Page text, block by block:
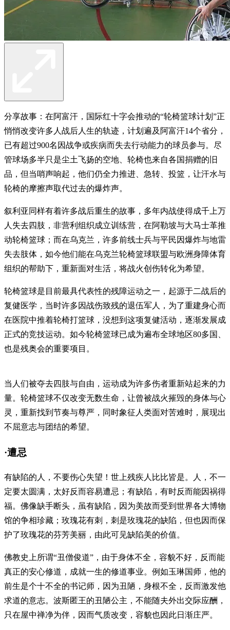
分享故事：在阿富汗，国际红十字会推动的“轮椅篮球计划”正
悄悄改变许多人战后人生的轨迹，计划遍及阿富汗14个省分，
已有超过900名因战争或疾病而失去行动能力的球员参与。尽
管球场多半只是尘土飞扬的空地、轮椅也来自各国捐赠的旧
品，但当哨声响起，他们仍全力推进、急转、投篮，让汗水与
轮椅的摩擦声取代过去的爆炸声。
叙利亚同样有着许多战后重生的故事，多年内战使得成千上万
人失去四肢，非营利组织成立训练营，在阿勒坡与大马士革推
动轮椅篮球；而在乌克兰，许多前线士兵与平民因爆炸与地雷
失去肢体，如今他们能在乌克兰轮椅篮球联盟与欧洲身障体育
组织的帮助下，重新面对生活，将战火创伤转化为希望。
轮椅篮球是目前最具代表性的残障运动之一，起源于二战后的
复健医学，当时许多因战伤致残的退伍军人，为了重建身心而
在医院中推着轮椅打篮球，没想到这项复健活动，逐渐发展成
正式的竞技运动。如今轮椅篮球已成为遍布全球地区80多国、
也是残奥会的重要项目。
当人们被夺去四肢与自由，运动成为许多伤者重新站起来的力
量。轮椅篮球不仅改变无数生命，让曾被战火摧毁的身体与心
灵，重新找到节奏与尊严，同时象征人类面对苦难时，展现出
不屈意志与团结的希望。
·遭忌
有缺陷的人，不要伤心失望！世上残疾人比比皆是。人，不一
定要太圆满，太好反而容易遭忌；有缺陷，有时反而能因祸得
福。佛像缺手断头，虽有缺陷，因为美故而受到世界各大博物
馆的争相珍藏；玫瑰花有刺，刺是玫瑰花的缺陷，但也因而保
护了玫瑰花的芬芳美丽，由此可见缺陷美的价值。
佛教史上所谓“丑僧俊道”，由于身体不全，容貌不好，反而能
真正的安心修道，成就一生的修道事业。例如玉琳国师，他的
前生是个十不全的书记师，因为丑陋，身根不全，反而激发他
求道的意志。波斯匿王的丑陋公主，不能随夫外出交际应酬，
只在屋中禅净为伴，因而气质改变，容貌也因此日渐庄严。